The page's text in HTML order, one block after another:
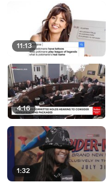
11:13
4:16
1:32